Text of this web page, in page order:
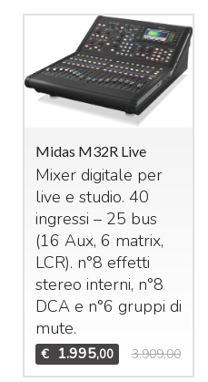
Midas M32R Live
Mixer digitale per
live e studio. 40
ingressi – 25 bus
(16 Aux, 6 matrix,
LCR). n°8 effetti
stereo interni, n°8
DCAe n°6 gruppi di
mute.
€ 1.995,00 3.909,00